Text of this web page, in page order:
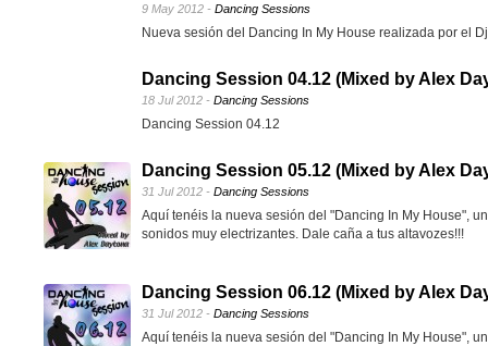
9 May 2012 - Dancing Sessions
Nueva sesión del Dancing In My House realizada por el
Dancing Session 04.12 (Mixed by Alex
18 Jul 2012 - Dancing Sessions
Dancing Session 04.12
Dancing Session 05.12 (Mixed by Alex
31 Jul 2012 - Dancing Sessions
Aquí tenéis la nueva sesión del "Dancing In My House",
sonidos muy electrizantes. Dale caña a tus altavozes!!!
Dancing Session 06.12 (Mixed by Alex
31 Jul 2012 - Dancing Sessions
Aquí tenéis la nueva sesión del "Dancing In My House",